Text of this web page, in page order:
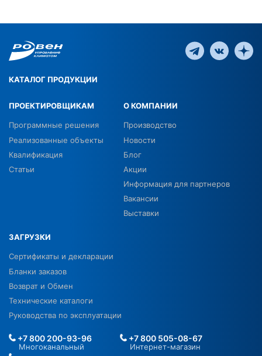
КАТАЛОГ ПРОДУКЦИИ
ПРОЕКТИРОВЩИКАМ
Программные решения
Реализованные объекты
Квалификация
Статьи
О КОМПАНИИ
Производство
Новости
Блог
Акции
Информация для партнеров
Вакансии
Выставки
ЗАГРУЗКИ
Сертификаты и декларации
Бланки заказов
Возврат и Обмен
Технические каталоги
Руководства по эксплуатации
+7 800 200-93-96
Многоканальный
+7 800 505-08-67
Интернет-магазин